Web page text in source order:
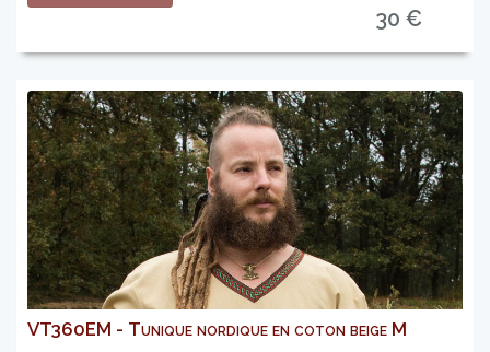
30 €
VT360EM - Tunique nordique en coton beige M